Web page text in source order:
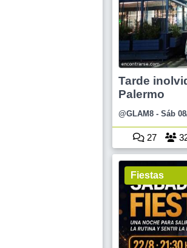
Tarde
Palermo
@GLAM8 - Sáb
27
Fiestas